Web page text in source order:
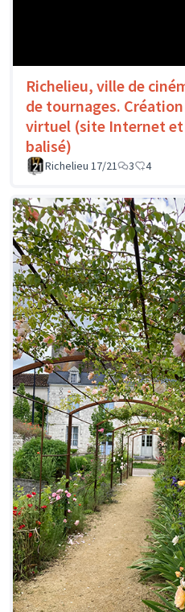
Richelieu, ville de
de tournages.
virtuel (site Internet et
balisé)
Richelieu 17/21 3 4